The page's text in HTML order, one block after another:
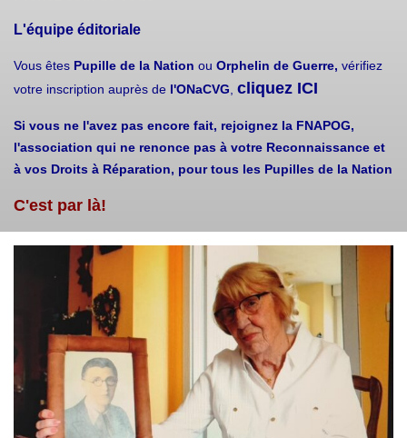
L'équipe éditoriale
Vous êtes Pupille de la Nation ou Orphelin de Guerre, vérifiez
votre inscription auprès de l'ONaCVG cliquez ICI
Si vous ne l'avez pas encore fait, rejoignez la FNAPOG,
l'association qui ne renonce pas à votre Reconnaissance et
à vos Droits à Réparation, pour tous les Pupilles de la Nation
C'est par là!